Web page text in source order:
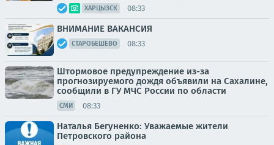
ХАРЦЫЗСК 08:33
ВНИМАНИЕ ВАКАНСИЯ
СТАРОБЕШЕВО 08:33
Штормовое предупреждение из-за
прогнозируемого дождя объявили на Сахалине,
сообщили в ГУ МЧС России по области
СМИ 08:33
Наталья Бегуненко: Уважаемые жители
Петровского района